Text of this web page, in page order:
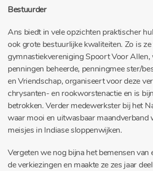
Bestuurder
Ans biedt in vele opzichten praktischer
ook grote bestuurlijke kwaliteiten. Zo is
gymnastiekvereniging Spoort Voor Allen,
penningen beheerde, penningmee ster/
en Vriendschap, organiseert voor deze
chrysanten- en rookworstenactie en is
betrokken. Verder medewerkster bij het
waar mooi en uitwasbaar maandverband
meisjes in Indiase sloppenwijken.
Vergeten we nog bijna het bemensen van
de verkiezingen en maakte ze zes jaar